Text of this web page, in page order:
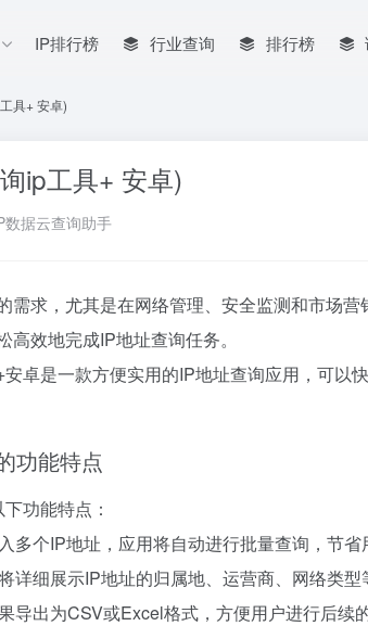
IP排行榜 行业查询 排行榜
具+ 安卓)
ip工具+ 安卓)
数据云查询助手
需求，尤其是在网络管理、安全监测和市场
效地完成IP地址查询任务。
卓是一款方便实用的IP地址查询应用，可以
功能特点
功能特点：
多个IP地址，应用将自动进行批量查询，节省
详细展示IP地址的归属地、运营商、网络类型
导出为CSV或Excel格式，方便用户进行后续的